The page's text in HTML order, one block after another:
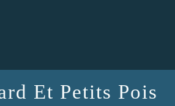
Et Petits Pois